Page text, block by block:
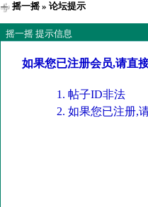
摇一摇» 论坛提示
摇一摇 提示信息
如果您已注册会员,请直
帖子ID非法
如果您已注册,